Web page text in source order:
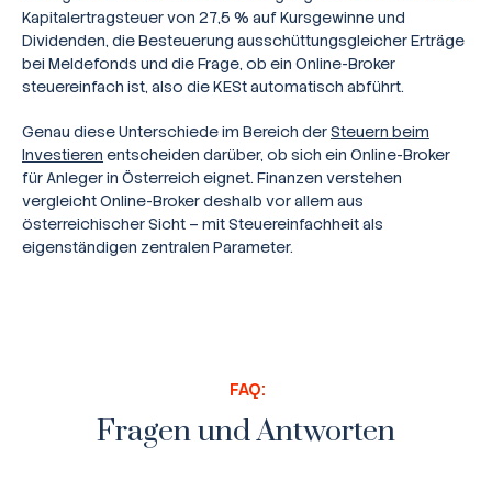
Kapitalertragsteuer von 27,5 % auf Kursgewinne und
Dividenden, die Besteuerung ausschüttungsgleicher Erträge
bei Meldefonds und die Frage, ob ein Online-Broker
steuereinfach ist, also die KESt automatisch abführt.
Genau diese Unterschiede im Bereich derSteuern beim
Investieren entscheiden darüber, ob sich ein Online-Broker
für Anleger in Österreich eignet. Finanzen verstehen
vergleicht Online-Broker deshalb vor allem aus
österreichischer Sicht – mit Steuereinfachheit als
eigenständigen zentralen Parameter.
FAQ:
Fragen und Antworten